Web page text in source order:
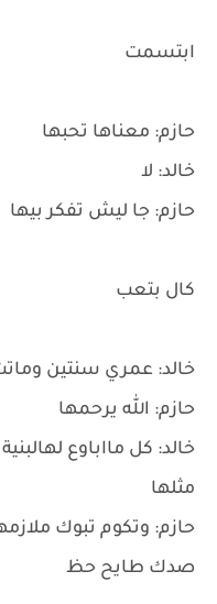
ابتسمت
حازم: معناها تحبها
خالد: لا
حازم: جا ليش تفكر بيها
كال بتعب
خالد: عمري سنتين
حازم: الله يرحمها
خالد: كل مااباوع
مثلها
حازم: وتكوم تبوك
صدك طايح حظ